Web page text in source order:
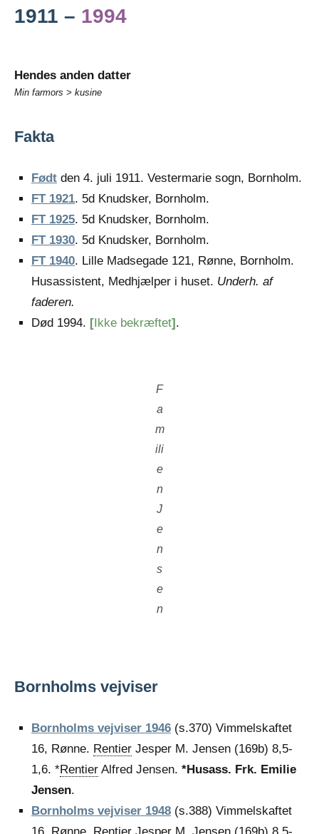
1911 – 1994
Hendes anden datter
Min farmors > kusine
Fakta
Født den 4. juli 1911. Vestermarie sogn, Bornholm.
FT 1921. 5d Knudsker, Bornholm.
FT 1925. 5d Knudsker, Bornholm.
FT 1930. 5d Knudsker, Bornholm.
FT 1940. Lille Madsegade 121, Rønne, Bornholm.
Husassistent, Medhjælper i huset. Underh. af
faderen.
Død 1994. [Ikke bekræftet].
F
a
m
ili
e
n
J
e
n
s
e
n
Bornholms vejviser
Bornholms vejviser 1946 (s.370) Vimmelskaftet
16, Rønne. Rentier Jesper M. Jensen (169b) 8,5-
1,6. *Rentier Alfred Jensen. *Husass. Frk. Emilie
Jensen.
Bornholms vejviser 1948 (s.388) Vimmelskaftet